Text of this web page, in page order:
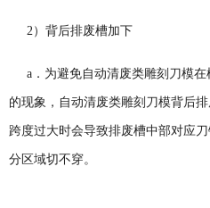
2）背后排废槽加下
a．为避免自动清废类雕刻刀模在
的现象，自动清废类雕刻刀模背后
跨度过大时会导致排废槽中部对应
分区域切不穿。